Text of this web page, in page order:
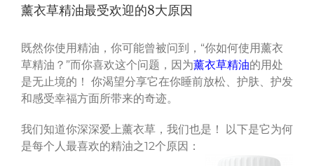
薰衣草精油最受欢迎的8大原因
既然你使用精油，你可能曾被问到，“你如何使用薰衣
草精油？”而你喜欢这个问题，因为薰衣草精油的用处
是无止境的！ 你渴望分享它在你睡前放松、护肤、护发
和感受幸福方面所带来的奇迹。
我们知道你深深爱上薰衣草，我们也是！ 以下是它为何
是每个人最喜欢的精油之12个原因：